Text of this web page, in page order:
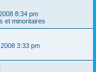
8:34 pm
et minoritaires
3:33 pm